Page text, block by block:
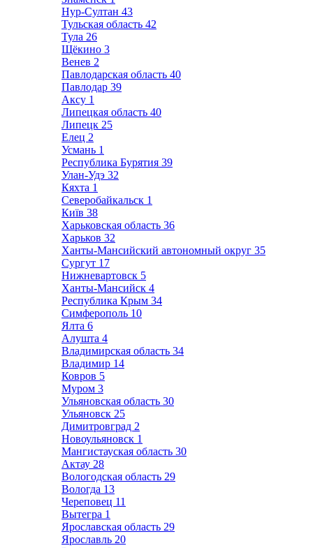
Нур-Султан 43
Тульская область 42
Тула 26
Щёкино 3
Венев 2
Павлодарская область 40
Павлодар 39
Аксу 1
Липецкая область 40
Липецк 25
Елец 2
Усмань 1
Республика Бурятия 39
Улан-Удэ 32
Кяхта 1
Северобайкальск 1
Київ 38
Харьковская область 36
Харьков 32
Ханты-Мансийский автономный округ 35
Сургут 17
Нижневартовск 5
Ханты-Мансийск 4
Республика Крым 34
Симферополь 10
Ялта 6
Алушта 4
Владимирская область 34
Владимир 14
Ковров 5
Муром 3
Ульяновская область 30
Ульяновск 25
Димитровград 2
Новоульяновск 1
Мангистауская область 30
Актау 28
Вологодская область 29
Вологда 13
Череповец 11
Вытегра 1
Ярославская область 29
Ярославль 20